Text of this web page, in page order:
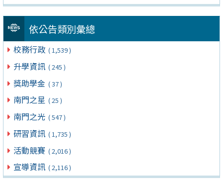
依公告類別彙總
校務行政 ( 1,539 )
升學資訊 ( 245 )
獎助學金 ( 37 )
南門之星 ( 25 )
南門之光 ( 547 )
研習資訊 ( 1,735 )
活動競賽 ( 2,016 )
宣導資訊 ( 2,116 )